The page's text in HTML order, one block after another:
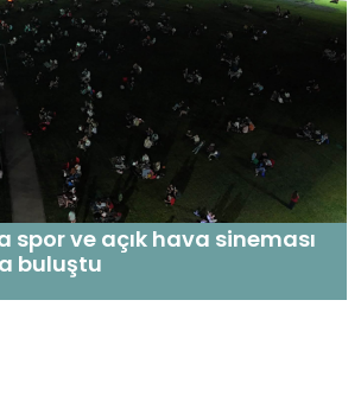
spor ve açık hava sineması
buluştu